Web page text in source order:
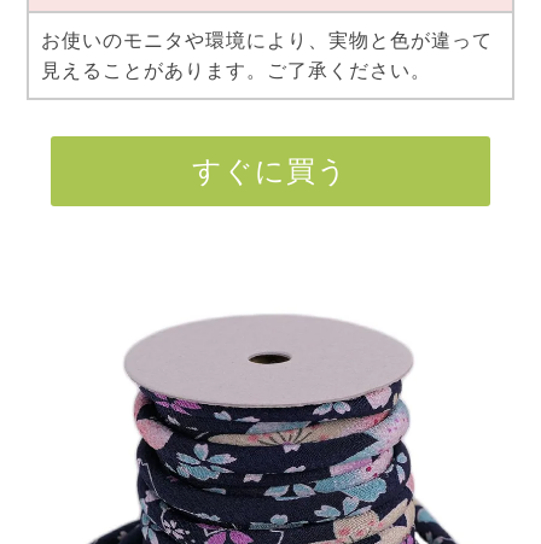
お使いのモニタや環境により、実物と色が違って
見えることがあります。ご了承ください。
すぐに買う